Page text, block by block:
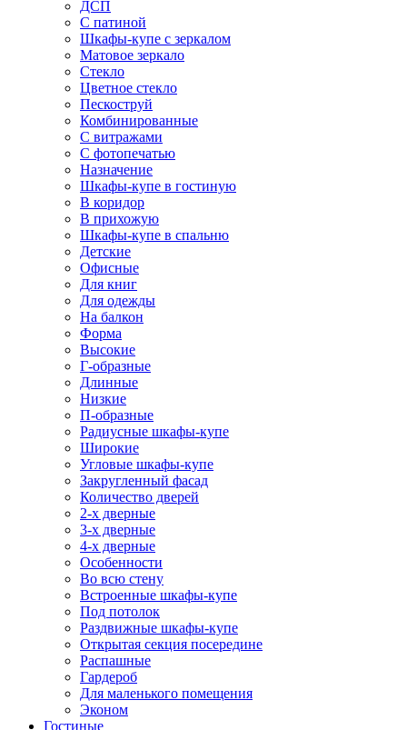
ДСП
С патиной
Шкафы-купе с зеркалом
Матовое зеркало
Стекло
Цветное стекло
Пескоструй
Комбинированные
С витражами
С фотопечатью
Назначение
Шкафы-купе в гостиную
В коридор
В прихожую
Шкафы-купе в спальню
Детские
Офисные
Для книг
Для одежды
На балкон
Форма
Высокие
Г-образные
Длинные
Низкие
П-образные
Радиусные шкафы-купе
Широкие
Угловые шкафы-купе
Закругленный фасад
Количество дверей
2-х дверные
3-х дверные
4-х дверные
Особенности
Во всю стену
Встроенные шкафы-купе
Под потолок
Раздвижные шкафы-купе
Открытая секция посередине
Распашные
Гардероб
Для маленького помещения
Эконом
Гостиные